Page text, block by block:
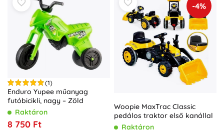
(1)
Enduro Yupee műanyag
futóbicikli, nagy – Zöld
Raktáron
8 750 Ft
-4%
Woopie MaxTrac Classic
pedálos traktor első kanállal
Raktáron